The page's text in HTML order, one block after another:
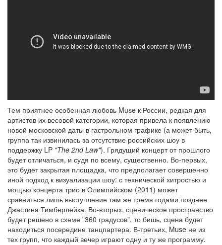
Тем приятнее особенная любовь Muse к России, редкая для
артистов их весовой категории, которая привела к появлению
новой московской даты в гастрольном графике (а может быть,
группа так извинилась за отсутствие российских шоу в
поддержку LP "The 2nd Law"). Грядущий концерт от прошлого
будет отличаться, и судя по всему, существенно. Во-первых,
это будет закрытая площадка, что предполагает совершенно
иной подход к визуализации шоу: с технической хитростью и
мощью концерта трио в Олимпийском (2011) может
сравниться лишь выступление там же тремя годами позднее
Джастина Тимберлейка. Во-вторых, сценическое пространство
будет решено в схеме "360 градусов", то бишь, сцена будет
находиться посередине танцпартера. В-третьих, Muse не из
тех групп, что каждый вечер играют одну и ту же программу.